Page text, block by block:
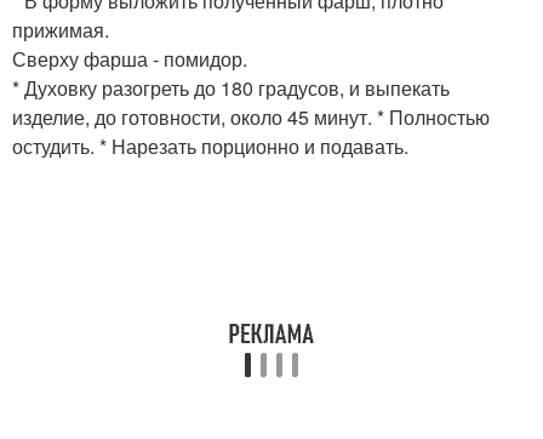
прижимая.
Сверху фарша - помидор.
* Духовку разогреть до 180 градусов, и выпекать
изделие, до готовности, около 45 минут. * Полностью
остудить. * Нарезать порционно и подавать.